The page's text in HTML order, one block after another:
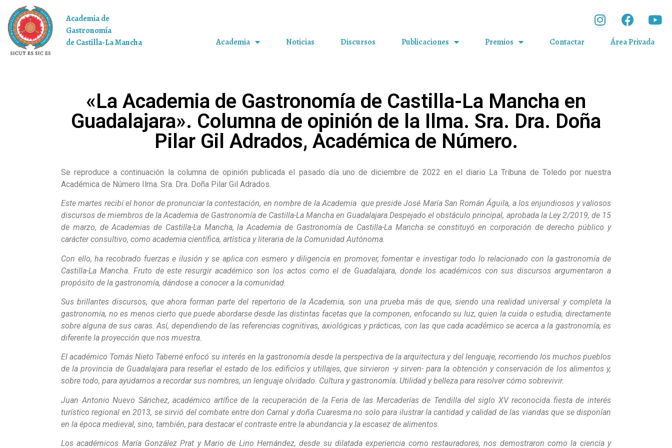
Academia de
Gastronomía
de Castilla-La Mancha
Academia Noticias Discursos Publicaciones Premios Contactar Área Privada
«La Academia de Gastronomía de Castilla-La Mancha en
Guadalajara». Columna de opinión de la Ilma. Sra. Dra. Doña
Pilar Gil Adrados, Académica de Número.
Se reproduce a continuación la columna de opinión publicada el pasado día uno de diciembre de 2022 en el diario La Tribuna de Toledo por nuestra
Académica de Número Ilma. Sra. Dra. Doña Pilar Gil Adrados.
Este martes recibí el honor de pronunciar la contestación, en nombre de la Academia que preside José María San Román Águila, a los enjundiosos y valiosos
discursos de miembros de la Academia de Gastronomía de Castilla-La Mancha en Guadalajara.Despejado el obstáculo principal, aprobada la Ley 2/2019, de 15
de marzo, de Academias de Castilla-La Mancha, la Academia de Gastronomía de Castilla-La Mancha se constituyó en corporación de derecho público y
carácter consultivo, como academia científica, artística y literaria de la Comunidad Autónoma.
Con ello, ha recobrado fuerzas e ilusión y se aplica con esmero y diligencia en promover, fomentar e investigar todo lo relacionado con la gastronomía de
Castilla-La Mancha. Fruto de este resurgir académico son los actos como el de Guadalajara, donde los académicos con sus discursos argumentaron a
propósito de la gastronomía, dándose a conocer a la comunidad.
Sus brillantes discursos, que ahora forman parte del repertorio de la Academia, son una prueba más de que, siendo una realidad universal y completa la
gastronomía, no es menos cierto que puede abordarse desde las distintas facetas que la componen, enfocando su luz, quien la cuida o estudia, directamente
sobre alguna de sus caras. Así, dependiendo de las referencias cognitivas, axiológicas y prácticas, con las que cada académico se acerca a la gastronomía, es
diferente la proyección que nos muestra.
El académico Tomás Nieto Taberné enfocó su interés en la gastronomía desde la perspectiva de la arquitectura y del lenguaje, recorriendo los muchos pueblos
de la provincia de Guadalajara para reseñar el estado de los edificios y utillajes, que sirvieron -y sirven- para la obtención y conservación de los alimentos y,
sobre todo, para ayudarnos a recordar sus nombres, un lenguaje olvidado. Cultura y gastronomía. Utilidad y belleza para resolver cómo sobrevivir.
Juan Antonio Nuevo Sánchez, académico artífice de la recuperación de la Feria de las Mercaderías de Tendilla del siglo XV reconocida fiesta de interés
turístico regional en 2013, se sirvió del combate entre don Carnal y doña Cuaresma no solo para ilustrar la cantidad y calidad de las viandas que se disponían
en la época medieval, sino, también, para destacar el contraste entre la abundancia y la escasez de alimentos.
Los académicos María González Prat y Mario de Lino Hernández, desde su dilatada experiencia como restauradores, nos demostraron como la ciencia y